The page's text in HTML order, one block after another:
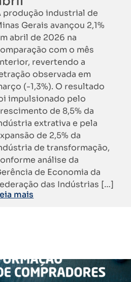
produção industrial de
Gerais avançou 2,1%
abril de 2026 na
com o mês
revertendo a
observada em
(-1,3%). O resultado
impulsionado pelo
de 8,5% da
extrativa e pela
de 2,5% da
de transformação,
análise da
de Economia da
das Indústrias […]
mais